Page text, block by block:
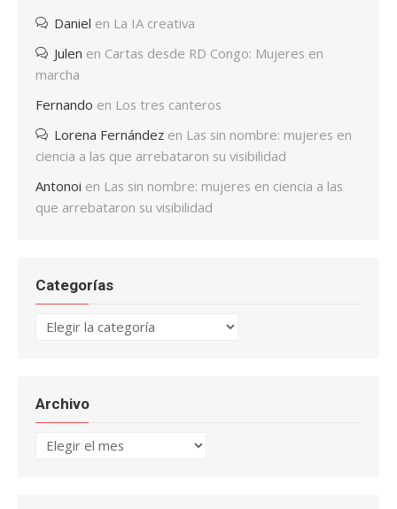
Daniel en La IA creativa
Julen en Cartas desde RD Congo: Mujeres en
marcha
Fernando en Los tres canteros
Lorena Fernández en Las sin nombre: mujeres en
ciencia a las que arrebataron su visibilidad
Antonoi en Las sin nombre: mujeres en ciencia a las
que arrebataron su visibilidad
Categorías
Categorías
Archivo
Archivo